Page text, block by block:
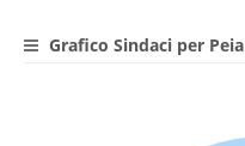
Grafico Sindaci per Peia